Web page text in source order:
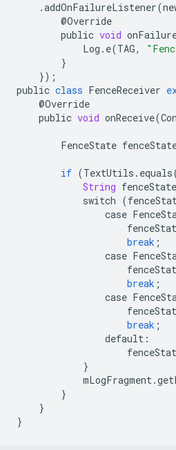
.addOnFailureListener(
@Override
public void
Log . e(TAG,
}
});
public class FenceReceiver
@Override
public void onReceive(
FenceState
if (TextUtils . equals
String
switch (
case
break ;
case
break ;
case
break ;
default :
}
mLogFragment.
}
}
}